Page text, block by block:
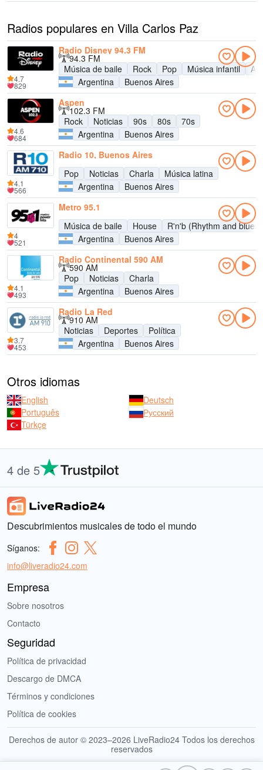
Radios populares en Villa Carlos Paz
Radio Disney 94.3 FM
94.3 FM
Música de baile
Rock Pop Música infantil
Argentina
Buenos Aires
4.7
829
Aspen
102.3 FM
Rock
Noticias 90s 80s
70s
Argentina
Buenos Aires
4.6
684
Radio 10, Buenos Aires
Pop
Noticias Charla
Música latina
Argentina
Buenos Aires
4.1
566
Metro 95.1
Música de baile
House
R'n'b (Rhythm and blues)
Argentina
Buenos Aires
4
521
Radio Continental 590 AM
590 AM
Pop
Noticias
Charla
Argentina
Buenos Aires
4.1
493
Radio La Red
910 AM
Noticias
Deportes
Política
Argentina
Buenos Aires
3.7
453
Otros idiomas
English
Deutsch
Português
Русский
Türkçe
4 de 5
Descubrimientos musicales de todo el mundo
Síganos:
info@liveradio24.com
Empresa
Sobre nosotros
Contacto
Seguridad
Política de privacidad
Descargo de DMCA
Términos y condiciones
Política de cookies
Derechos de autor © 2023–2026 LiveRadio24 Todos los derechos
reservados